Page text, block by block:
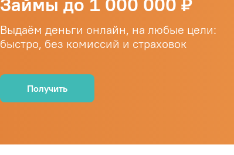
Выдаём деньги онлайн, на любые цели:
быстро, без комиссий и страховок
Получить